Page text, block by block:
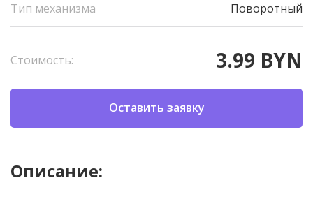
Тип механизма Поворотный
Стоимость: 3.99 BYN
Оставить заявку
Описание: